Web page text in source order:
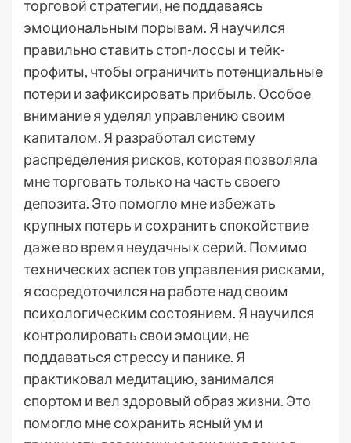
торговой стратегии, не поддаваясь
эмоциональным порывам. Я научился
правильно ставить стоп-лоссы и тейк-
профиты, чтобы ограничить потенциальные
потери и зафиксировать прибыль. Особое
внимание я уделял управлению своим
капиталом. Я разработал систему
распределения рисков, которая позволяла
мне торговать только на часть своего
депозита. Это помогло мне избежать
крупных потерь и сохранить спокойствие
даже во время неудачных серий. Помимо
технических аспектов управления рисками,
я сосредоточился на работе над своим
психологическим состоянием. Я научился
контролировать свои эмоции, не
поддаваться стрессу и панике. Я
практиковал медитацию, занимался
спортом и вел здоровый образ жизни. Это
помогло мне сохранить ясный ум и